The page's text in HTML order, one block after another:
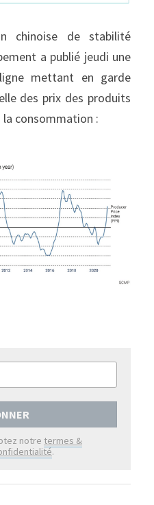
chinoise de stabilité
a publié jeudi une
mettant en garde
des prix des produits
la consommation :
notre termes &
.